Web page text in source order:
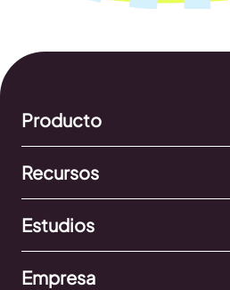
Producto
Recursos
Estudios
Empresa